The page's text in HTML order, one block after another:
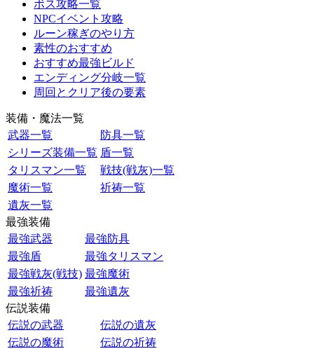
ボス攻略一覧
NPCイベント攻略
ルーン稼ぎのやり方
素性のおすすめ
おすすめ最強ビルド
エンディング分岐一覧
周回とクリア後の要素
装備・魔法一覧
武器一覧
防具一覧
シリーズ装備一覧 盾一覧
タリスマン一覧
戦技(戦灰)一覧
魔術一覧
祈祷一覧
遺灰一覧
最強装備
最強武器
最強防具
最強盾
最強タリスマン
最強戦灰(戦技) 最強魔術
最強祈祷
最強遺灰
伝説装備
伝説の武器
伝説の遺灰
伝説の魔術
伝説の祈祷